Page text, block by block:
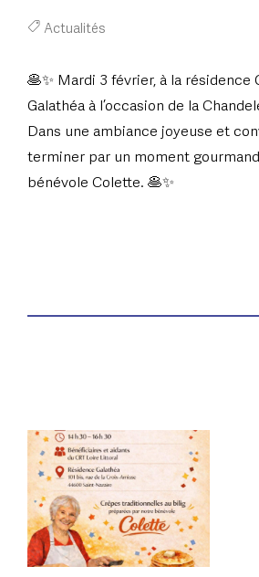
Actualités
🥞✨ Mardi 3 février, à la
Galathéa à l’occasion de la
Dans une ambiance joyeuse et
terminer par un moment
bénévole Colette. 🥞✨